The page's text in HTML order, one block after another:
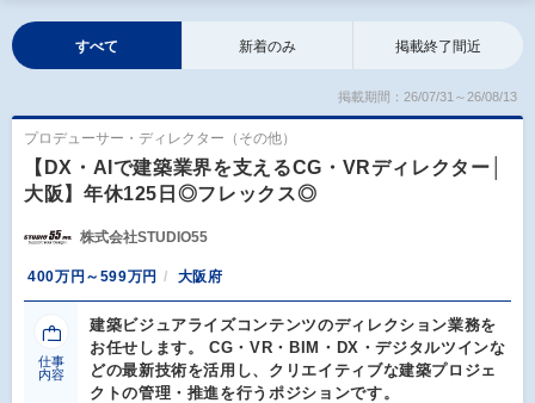
すべて 新着のみ 掲載終了間近
掲載期間：26/07/31～26/08/13
プロデューサー・ディレクター（その他）
【DX・AIで建築業界を支えるCG・VRディレクター│
大阪】年休125日◎フレックス◎
株式会社STUDIO55
400万円～599万円 大阪府
仕事
内容
建築ビジュアライズコンテンツのディレクション業務を
お任せします。 CG・VR・BIM・DX・デジタルツインな
どの最新技術を活用し、クリエイティブな建築プロジェ
クトの管理・推進を行うポジションです。